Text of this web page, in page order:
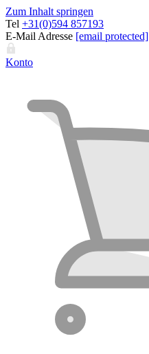
Zum Inhalt springen
Tel +31(0)594 857193
E-Mail Adresse [email protected]
Konto